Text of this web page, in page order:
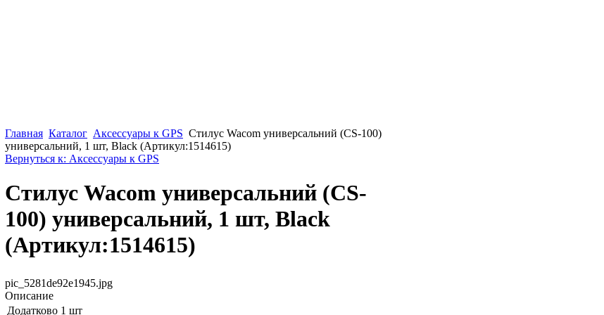
Главная Каталог Аксессуары к GPS Стилус Wacom универсальний (CS-100)
универсальний, 1 шт, Black (Артикул:1514615)
Вернуться к: Аксессуары к GPS
Стилус Wacom универсальний (CS-
100) универсальний, 1 шт, Black
(Артикул:1514615)
pic_5281de92e1945.jpg
Описание
Додатково 1 шт